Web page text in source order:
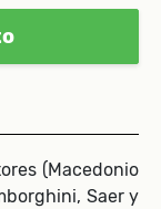
(Macedonio
Saer y